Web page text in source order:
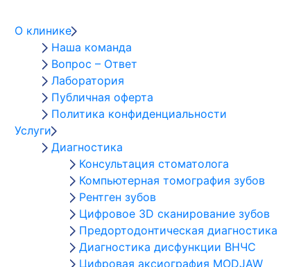
О клинике
Наша команда
Вопрос – Ответ
Лаборатория
Публичная оферта
Политика конфиденциальности
Услуги
Диагностика
Консультация стоматолога
Компьютерная томография зубов
Рентген зубов
Цифровое 3D сканирование зубов
Предортодонтическая диагностика
Диагностика дисфункции ВНЧС
Цифровая аксиография MODJAW